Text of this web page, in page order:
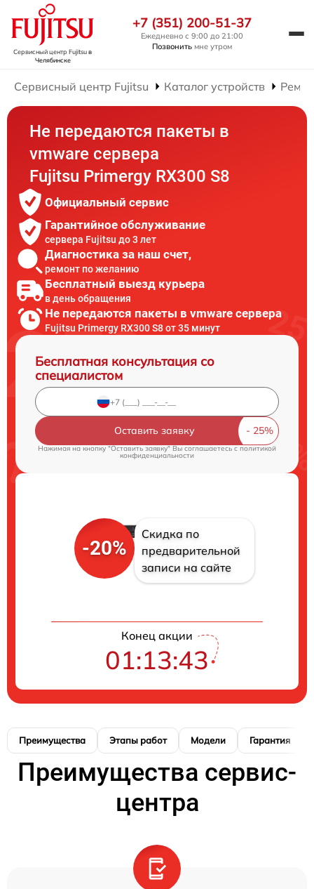
Сервисный центр Fujitsuв
Челябинске
+7 (351) 200-51-37
Ежедневно с 9:00 до 21:00
Позвонить мне утром
Сервисный центр Fujitsu Каталог устройств
Не передаются пакеты в
vmware сервера
Fujitsu Primergy RX300 S8
Официальный сервис
Гарантийное обслуживание
сервера Fujitsu до 3 лет
Диагностика за наш счет,
ремонт по желанию
Бесплатный выезд курьера
в день обращения
Не передаются пакеты в vmware сервера
Fujitsu Primergy RX300 S8 от 35 минут
Бесплатная консультация со
специалистом
Оставить заявку
Нажимая на кнопку "Оставить заявку" Вы соглашаетесь cполитикой
конфиденциальности
-20%
Скидка по
предварительной
записи на сайте
Конец акции
01:13:42
Преимущества Этапы работ Модели Гарантия
Преимущества сервис-
центра